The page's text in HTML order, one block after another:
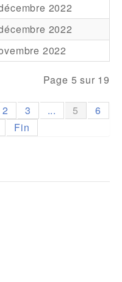
2022
2022
2022
Page 5 sur 19
2 3 ... 5
6
Fin